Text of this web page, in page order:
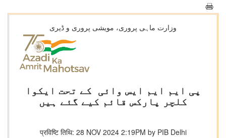
وزارت ماہی پروری، مویشی پروری و ڈیری
پی ایم ایم ایس وائی کے تحت ایکوا
کلچر پارکس قائم کیے گئے ہیں
प्रविष्टि तिथि: 28 NOV 2024 2:19PM by PIB Delhi